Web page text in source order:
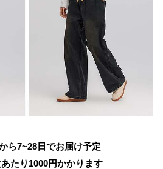
ら7~28日でお届け予定
たり 1000円かかります